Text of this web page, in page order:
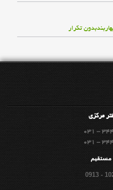
تكرار
مركزي
031 -
031 -
0913 -